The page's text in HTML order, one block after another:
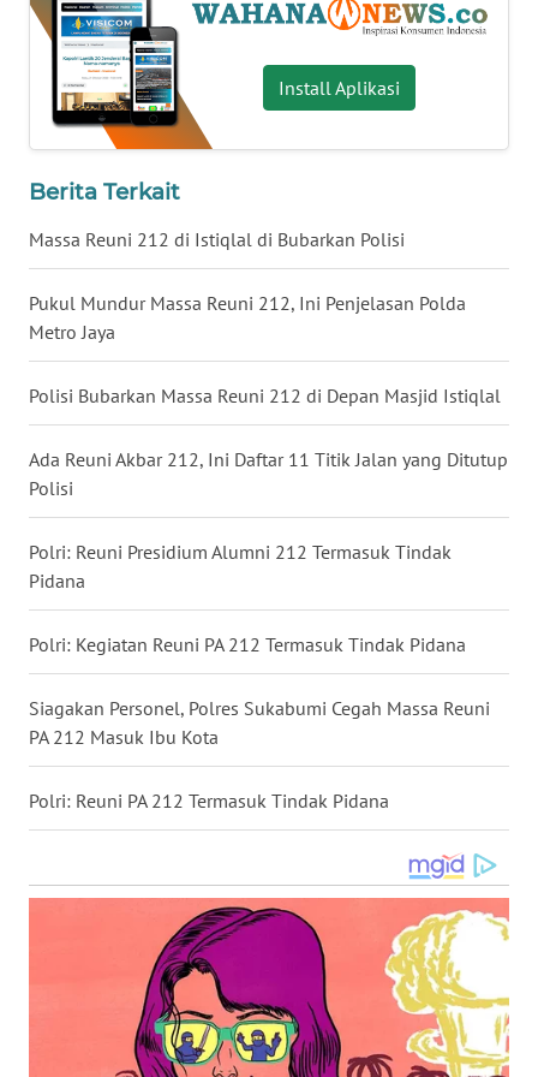
Install Aplikasi
Berita Terkait
Massa Reuni 212 di Istiqlal di Bubarkan Polisi
Pukul Mundur Massa Reuni 212, Ini Penjelasan Polda
Metro Jaya
Polisi Bubarkan Massa Reuni 212 di Depan Masjid Istiqlal
Ada Reuni Akbar 212, Ini Daftar 11 Titik Jalan yang Ditutup
Polisi
Polri: Reuni Presidium Alumni 212 Termasuk Tindak
Pidana
Polri: Kegiatan Reuni PA 212 Termasuk Tindak Pidana
Siagakan Personel, Polres Sukabumi Cegah Massa Reuni
PA 212 Masuk Ibu Kota
Polri: Reuni PA 212 Termasuk Tindak Pidana
WN
SERAMBI
WN
JAMBI
SULTRA
WN
NTB
WN
SULTENG
WN
WN
WN